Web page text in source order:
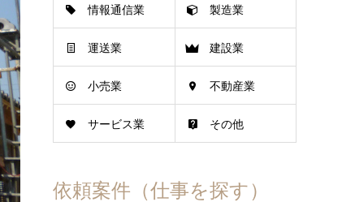
情報通信業 製造業
運送業 建設業
小売業 不動産業
サービス業 その他
依頼案件（仕事を探す）